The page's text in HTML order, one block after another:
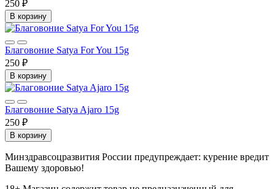
250 ₽
В корзину
Благовоние Satya For You 15g
250 ₽
В корзину
Благовоние Satya Ajaro 15g
250 ₽
В корзину
Минздравсоцразвития России предупреждает: курение вредит
Вашему здоровью!